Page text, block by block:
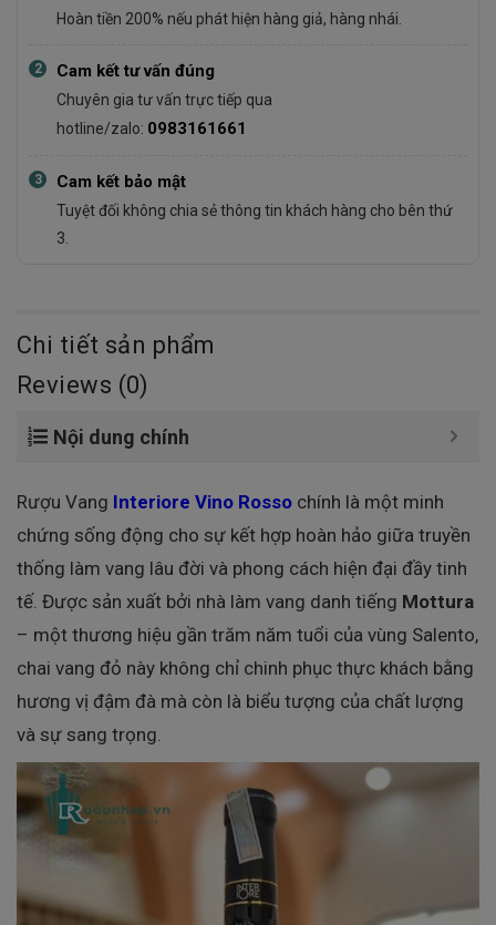
Hoàn tiền 200% nếu phát hiện hàng giả, hàng nhái.
2 Cam kết tư vấn đúng
Chuyên gia tư vấn trực tiếp qua
hotline/zalo: 0983161661
3 Cam kết bảo mật
Tuyệt đối không chia sẻ thông tin khách hàng cho bên thứ
3.
Chi tiết sản phẩm
Reviews (0)
Nội dung chính
Rượu Vang Interiore Vino Rosso chính là một minh
chứng sống động cho sự kết hợp hoàn hảo giữa truyền
thống làm vang lâu đời và phong cách hiện đại đầy tinh
tế. Được sản xuất bởi nhà làm vang danh tiếng Mottura
– một thương hiệu gần trăm năm tuổi của vùng Salento,
chai vang đỏ này không chỉ chinh phục thực khách bằng
hương vị đậm đà mà còn là biểu tượng của chất lượng
và sự sang trọng.